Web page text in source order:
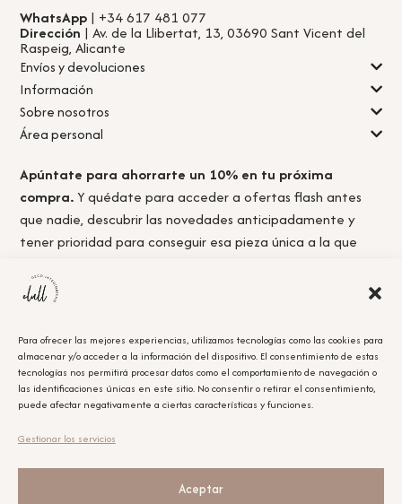
Para ofrecer las mejores experiencias, utilizamos tecnologías como las cookies para
almacenar y/o acceder a la información del dispositivo. El consentimiento de estas
tecnologías nos permitirá procesar datos como el comportamiento de navegación o
las identificaciones únicas en este sitio. No consentir o retirar el consentimiento,
puede afectar negativamente a ciertas características y funciones.
Gestionar los servicios
Aceptar
WhatsApp | +34 617 481 077
Dirección | Av. de la Llibertat, 13, 03690 Sant Vicent del
Raspeig, Alicante
Envíos y devoluciones
Información
Sobre nosotros
Área personal
Apúntate para ahorrarte un 10% en tu próxima
compra.Y quédate para acceder a ofertas flash antes
que nadie, descubrir las novedades anticipadamente y
tener prioridad para conseguir esa pieza única a la que
Acepto lapolítica de privacidad.
Obtener el cupón
Leyenda Legal